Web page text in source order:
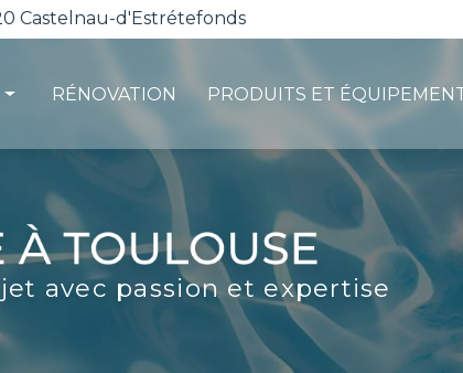
Castelnau-d'Estrétefonds
d'entretien
RÉNOVATION PRODUITS ET
Les pompes à chaleur
La filtration
Les robots piscines
Volets et sécurité
La stérilisation
Les abris
avec passion et expertise